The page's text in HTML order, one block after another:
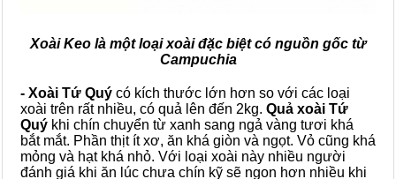
Xoài Keo là một loại xoài đặc biệt có nguồn gốc từ
Campuchia
- Xoài Tứ Quý có kích thước lớn hơn so với các loại
xoài trên rất nhiều, có quả lên đến 2kg. Quả xoài Tứ
Quý khi chín chuyển từ xanh sang ngả vàng tươi khá
bắt mắt. Phần thịt ít xơ, ăn khá giòn và ngọt. Vỏ cũng khá
mỏng và hạt khá nhỏ. Với loại xoài này nhiều người
đánh giá khi ăn lúc chưa chín kỹ sẽ ngon hơn nhiều khi